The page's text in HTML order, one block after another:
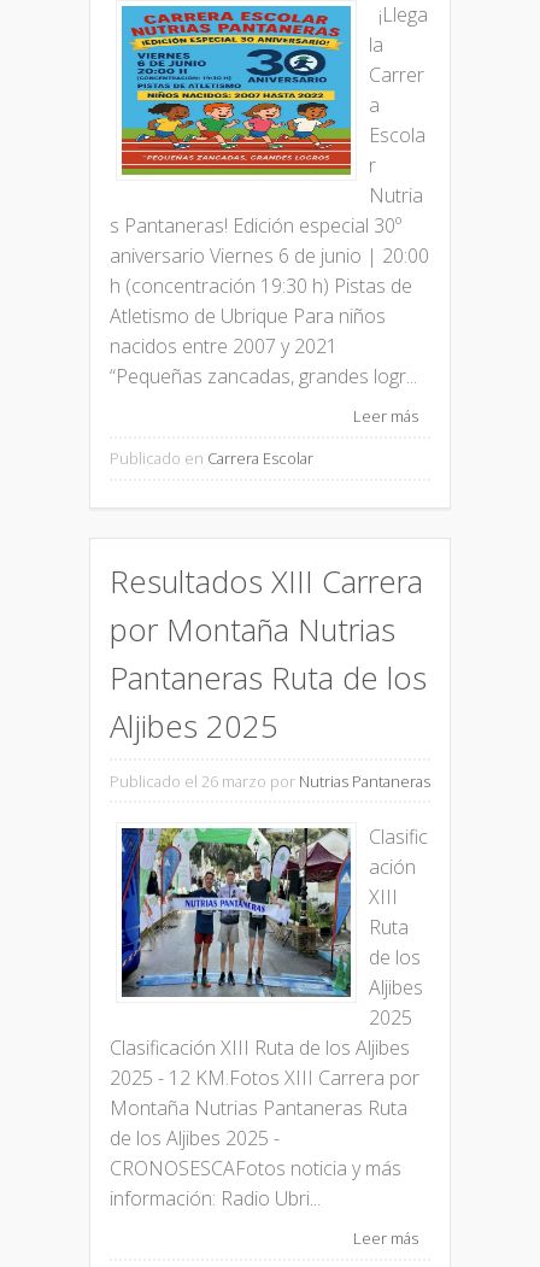
¡Llega
la
Carrer
a
Escola
r
Nutria
s Pantaneras! Edición especial 30º
aniversario Viernes 6 de junio | 20:00
h (concentración 19:30 h) Pistas de
Atletismo de Ubrique Para niños
nacidos entre 2007 y 2021
“Pequeñas zancadas, grandes logr...
Leer más
Publicado en Carrera Escolar
Resultados XIII Carrera
por Montaña Nutrias
Pantaneras Ruta de los
Aljibes 2025
Publicado el 26 marzo por Nutrias Pantaneras
Clasific
ación
XIII
Ruta
de los
Aljibes
2025
Clasificación XIII Ruta de los Aljibes
2025 - 12 KM.Fotos XIII Carrera por
Montaña Nutrias Pantaneras Ruta
de los Aljibes 2025 -
CRONOSESCAFotos noticia y más
información: Radio Ubri...
Leer más